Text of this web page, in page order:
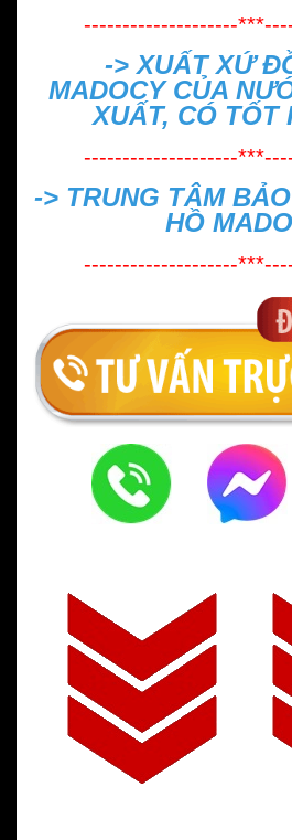
--------------------
->XUẤT XỨ
MADOCY CỦA
XUẤT, CÓ TỐT
--------------------
-> TRUNG TÂM
HỒ
--------------------